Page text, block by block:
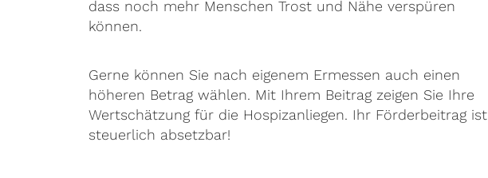
dass noch mehr Menschen Trost und Nähe verspüren
können.
Gerne können Sie nach eigenem Ermessen auch einen
höheren Betrag wählen. Mit Ihrem Beitrag zeigen Sie Ihre
Wertschätzung für die Hospizanliegen. Ihr Förderbeitrag ist
steuerlich absetzbar!